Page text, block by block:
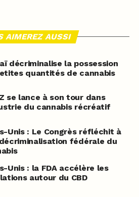
AIMEREZ AUSSI
décriminalise la possession
quantités de cannabis
se lance à son tour dans
du cannabis récréatif
Unis : Le Congrès réfléchit à
fédérale du
Unis : la FDA accélère les
autour du CBD